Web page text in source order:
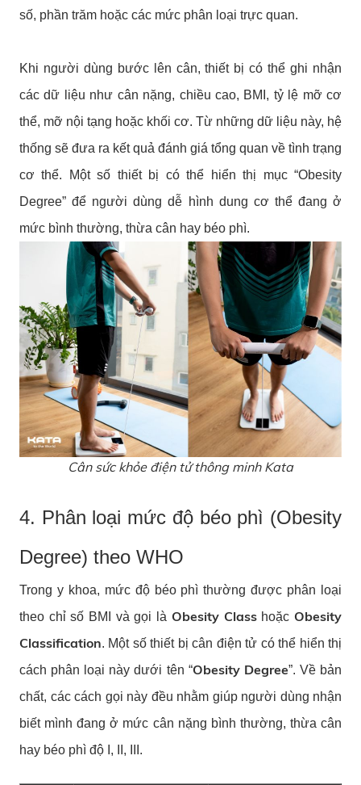
số, phần trăm hoặc các mức phân loại trực quan.
Khi người dùng bước lên cân, thiết bị có thể ghi nhận
các dữ liệu như cân nặng, chiều cao, BMI, tỷ lệ mỡ cơ
thể, mỡ nội tạng hoặc khối cơ. Từ những dữ liệu này, hệ
thống sẽ đưa ra kết quả đánh giá tổng quan về tình trạng
cơ thể. Một số thiết bị có thể hiển thị mục “Obesity
Degree” để người dùng dễ hình dung cơ thể đang ở
mức bình thường, thừa cân hay béo phì.
Cân sức khỏe điện tử thông minh Kata
4. Phân loại mức độ béo phì (Obesity
Degree) theo WHO
Trong y khoa, mức độ béo phì thường được phân loại
theo chỉ số BMI và gọi là Obesity ClasshoặcObesity
Classification. Một số thiết bị cân điện tử có thể hiển thị
cách phân loại này dưới tên “Obesity Degree”. Về bản
chất, các cách gọi này đều nhằm giúp người dùng nhận
biết mình đang ở mức cân nặng bình thường, thừa cân
hay béo phì độ I, II, III.